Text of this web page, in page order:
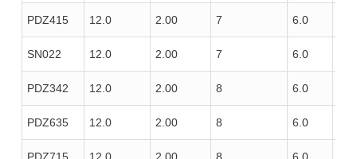
PDZ415 12.0 2.00 7 6.0
SN022 12.0 2.00 7 6.0
PDZ342 12.0 2.00 8 6.0
PDZ635 12.0 2.00 8 6.0
PDZ715 12.0 2.00 8 6.0